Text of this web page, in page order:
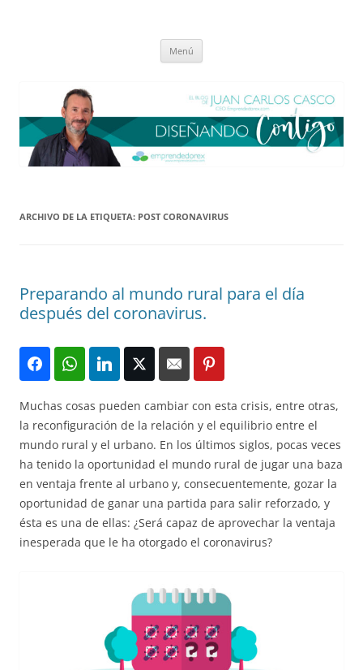
Menú
ARCHIVO DE LA ETIQUETA: POST CORONAVIRUS
Preparando al mundo rural para el día
después del coronavirus.
Muchas cosas pueden cambiar con esta crisis, entre otras,
la reconfiguración de la relación y el equilibrio entre el
mundo rural y el urbano. En los últimos siglos, pocas veces
ha tenido la oportunidad el mundo rural de jugar una baza
en ventaja frente al urbano y, consecuentemente, gozar la
oportunidad de ganar una partida para salir reforzado, y
ésta es una de ellas: ¿Será capaz de aprovechar la ventaja
inesperada que le ha otorgado el coronavirus?